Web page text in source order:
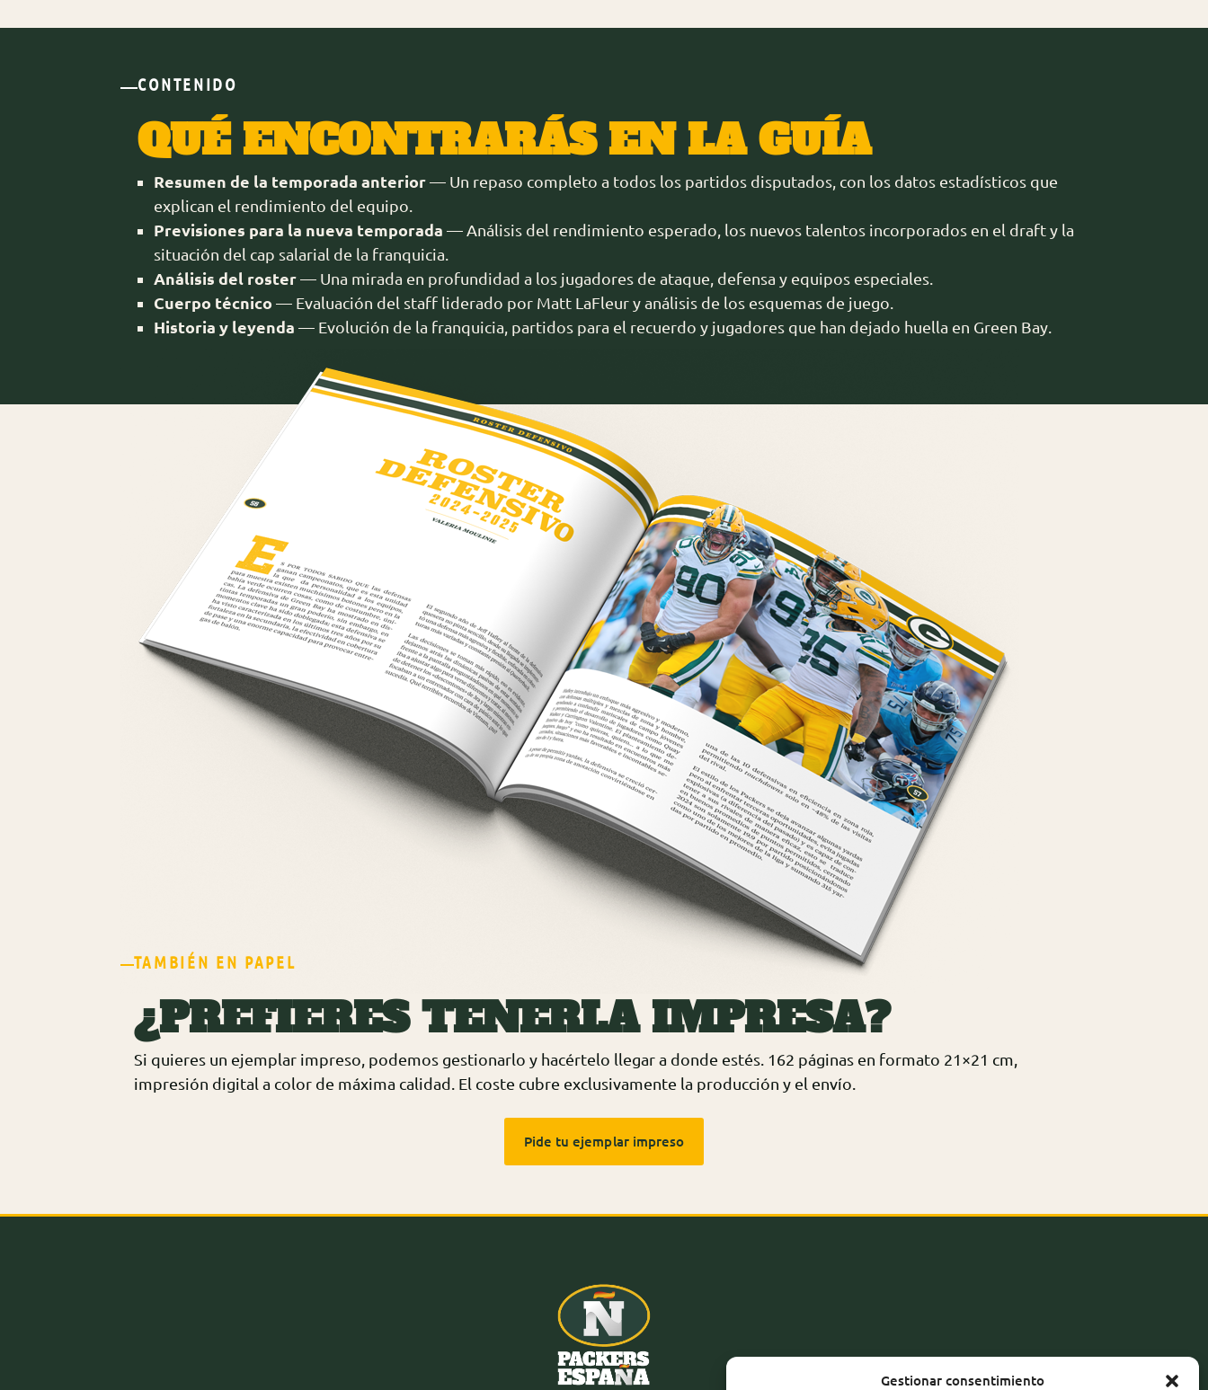
Gestionar consentimiento
CONTENIDO
QUÉ ENCONTRARÁS EN LA GUÍA
Resumen de la temporada anterior— Un repaso completo a todos los partidos disputados, con los datos estadísticos que
explican el rendimiento del equipo.
Previsiones para la nueva temporada — Análisis del rendimiento esperado, los nuevos talentos incorporados en el draft y la
situación del cap salarial de la franquicia.
Análisis del roster— Una mirada en profundidad a los jugadores de ataque, defensa y equipos especiales.
Cuerpo técnico — Evaluación del staff liderado por Matt LaFleur y análisis de los esquemas de juego.
Historia y leyenda — Evolución de la franquicia, partidos para el recuerdo y jugadores que han dejado huella en Green Bay.
TAMBIÉN EN PAPEL
¿PREFIERES TENERLA IMPRESA?
Si quieres un ejemplar impreso, podemos gestionarlo y hacértelo llegar a donde estés. 162 páginas en formato 21×21 cm,
impresión digital a color de máxima calidad. El coste cubre exclusivamente la producción y el envío.
Pide tu ejemplar impreso